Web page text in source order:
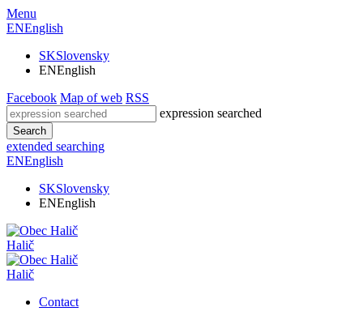
Menu
ENEnglish
SKSlovensky
ENEnglish
Facebook Map of web RSS
expression searched
Search
extended searching
ENEnglish
SKSlovensky
ENEnglish
Halič
Halič
Contact